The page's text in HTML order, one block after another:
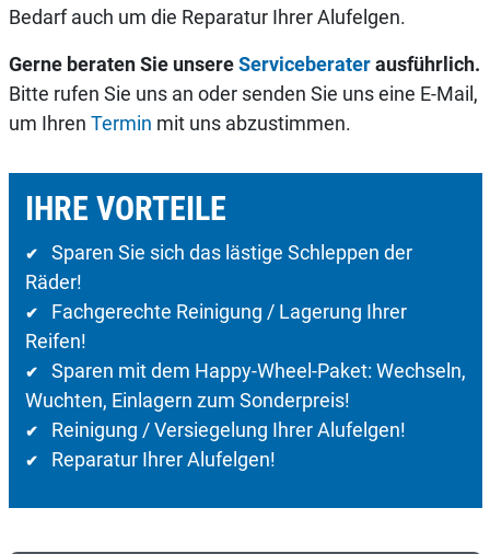
Bedarf auch um die Reparatur Ihrer Alufelgen.
Gerne beraten Sie unsereServiceberaterausführlich.
Bitte rufen Sie uns an oder senden Sie uns eine E-Mail,
um Ihren Termin mit uns abzustimmen.
IHRE VORTEILE
✔ Sparen Sie sich das lästige Schleppen der
Räder!
✔ Fachgerechte Reinigung / Lagerung Ihrer
Reifen!
✔ Sparen mit dem Happy-Wheel-Paket: Wechseln,
Wuchten, Einlagern zum Sonderpreis!
✔ Reinigung / Versiegelung Ihrer Alufelgen!
✔ Reparatur Ihrer Alufelgen!